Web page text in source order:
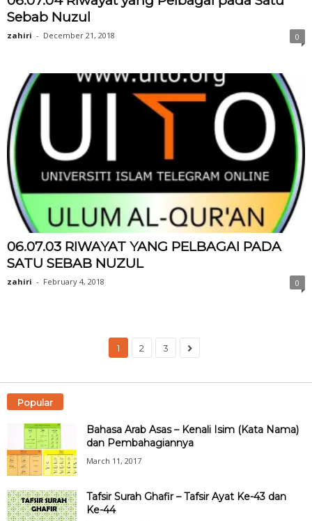
Sebab Nuzul
zahiri - December 21, 2018 0
06.07.03 RIWAYAT YANG PELBAGAI PADA
SATU SEBAB NUZUL
zahiri - February 4, 2018 0
1 2 3
Popular
Bahasa Arab Asas – Kenali Isim (Kata Nama)
dan Pembahagiannya
March 11, 2017
Tafsir Surah Ghafir – Tafsir Ayat Ke-43 dan
Ke-44